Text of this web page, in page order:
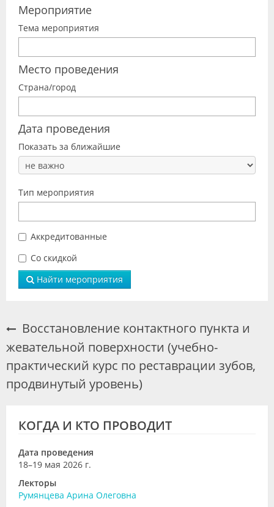
Видео
Форум
Специалисты
Галерея
Лаборатории
Мероприятие
Тема мероприятия
Место проведения
Страна/город
Дата проведения
Показать за ближайшие
Тип мероприятия
Аккредитованные
Со скидкой
Найти мероприятия
Восстановление контактного пункта и
жевательной поверхности (учебно-
практический курс по реставрации зубов,
продвинутый уровень)
КОГДА И КТО ПРОВОДИТ
Дата проведения
18–19 мая 2026 г.
Лекторы
Румянцева Арина Олеговна